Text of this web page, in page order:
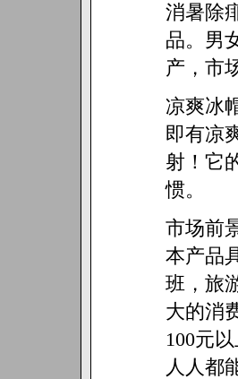
消暑除
品。男
产，市
凉爽冰
即有凉
射！它
惯。
市场前
本产品
班，旅
大的消
100元
人人都